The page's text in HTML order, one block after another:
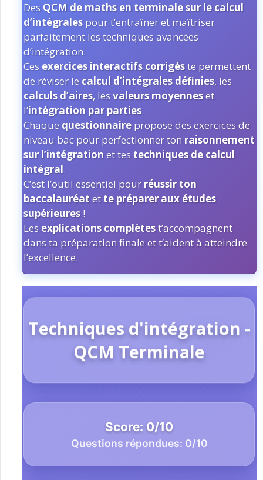
Des QCM de maths en terminale sur le calcul
d’intégralespour t’entraîner et maîtriser
parfaitement les techniques avancées
d’intégration.
Ces exercices interactifs corrigéste permettent
de réviser le calcul d’intégrales définies, les
calculs d’aires, lesvaleurs moyenneset
l’intégration par parties.
Chaque questionnairepropose des exercices de
niveau bac pour perfectionner ton raisonnement
sur l’intégrationet tes techniques de calcul
intégral.
C’est l’outil essentiel pour réussir ton
baccalauréatet te préparer aux études
supérieures!
Les explications complètest’accompagnent
dans ta préparation finale et t’aident à atteindre
l’excellence.
Techniques d'intégration -
QCM Terminale
Score: 0/10
Questions répondues: 0/10